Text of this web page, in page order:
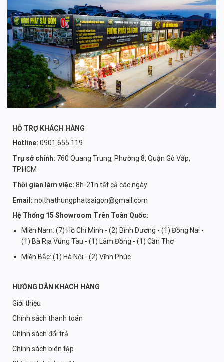
HỖ TRỢ KHÁCH HÀNG
Hotline: 0901.655.119
Trụ sở chính: 760 Quang Trung, Phường 8, Quận Gò Vấp,
TP.HCM
Thời gian làm việc: 8h-21h tất cả các ngày
Email: noithathungphatsaigon@gmail.com
Hệ Thống 15 Showroom Trên Toàn Quốc:
Miền Nam: (7) Hồ Chí Minh - (2) Bình Dương - (1) Đồng Nai -
(1) Bà Rịa Vũng Tàu - (1) Lâm Đồng - (1) Cần Thơ
Miền Bắc: (1) Hà Nội - (2) Vĩnh Phúc
HƯỚNG DẪN KHÁCH HÀNG
Giới thiệu
Chính sách thanh toán
Chính sách đổi trả
Chính sách biên tập